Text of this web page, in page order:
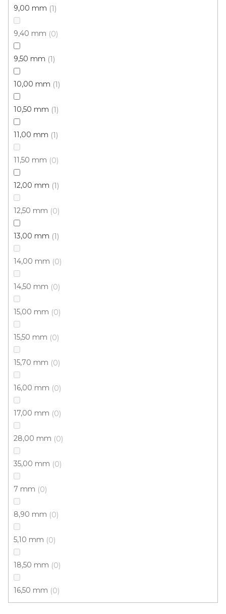
9,00 mm 1
9,40 mm 0
9,50 mm 1
10,00 mm 1
10,50 mm 1
11,00 mm 1
11,50 mm 0
12,00 mm 1
12,50 mm 0
13,00 mm 1
14,00 mm 0
14,50 mm 0
15,00 mm 0
15,50 mm 0
15,70 mm 0
16,00 mm 0
17,00 mm 0
28,00 mm 0
35,00 mm 0
7 mm 0
8,90 mm 0
5,10 mm 0
18,50 mm 0
16,50 mm 0
Metrážový koberec NANO SMART 890
1 619 Kč
4 m
Doprava zdarma
Dárkové poukazy
Odebírat newsletter
Vložte svůj e-mail a my vám budeme zasílat informace o
nových produktech na našem e-shopu.
E-mail
Přihlášením souhlasíte se